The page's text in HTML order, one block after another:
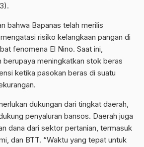
bahwa Bapanas telah merilis
risiko kelangkaan pangan di
fenomena El Nino. Saat ini,
berupaya meningkatkan stok beras
ketika pasokan beras di suatu
dukungan dari tingkat daerah,
penyaluran bansos. Daerah juga
dana dari sektor pertanian, termasuk
dan BTT. “Waktu yang tepat untuk